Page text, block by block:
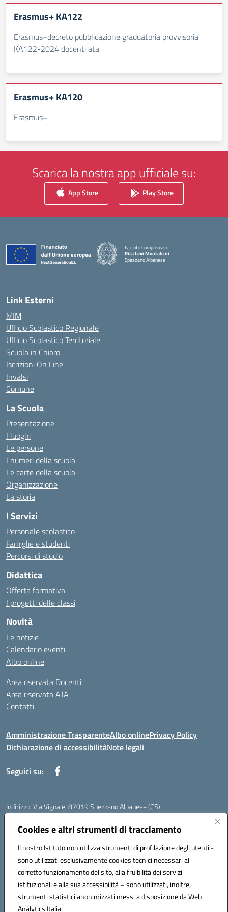
Cookies e altri strumenti di tracciamento
Il nostro Istituto non utilizza strumenti di profilazione degli utenti -
sono utilizzati esclusivamente cookies tecnici necessari al
corretto funzionamento del sito, alla fruibilità dei servizi
istituzionali e alla sua accessibilità – sono utilizzati, inoltre,
strumenti statistici anonimizzati messi a disposizione da Web
Analytics Italia.
Erasmus+ KA122
Erasmus+decreto pubblicazione graduatoria provvisoria
KA122-2024 docenti ata
Erasmus+ KA120
Erasmus+
Scarica la nostra app ufficiale su:
App Store Play Store
Istituto Comprensivo
Rita Levi Montalcini
Spezzano Albanese
— Visita la pagina iniziale della scuola
Link Esterni
MIM
Ufficio Scolastico Regionale
Ufficio Scolastico Territoriale
Scuola in Chiaro
Iscrizioni On Line
Invalsi
Comune
La Scuola
Presentazione
I luoghi
Le persone
I numeri della scuola
Le carte della scuola
Organizzazione
La storia
I Servizi
Personale scolastico
Famiglie e studenti
Percorsi di studio
Didattica
Offerta formativa
I progetti delle classi
Novità
Le notizie
Calendario eventi
Albo online
Area riservata Docenti
Area riservata ATA
Contatti
Amministrazione TrasparenteAlbo onlinePrivacy Policy
Dichiarazione di accessibilitàNote legali
Seguici su:
Indirizzo:Via Vignale, 87019 Spezzano Albanese (CS)
Centralino:
Posta elettronica certificata (PEC):csic878003@pec.istruzione.it
Codice fiscale: 94018300783
Codice meccanografico:CSIC878003
Codice Indice delle Pubbliche Amministrazioni (IPA): istsc_csic878003
Codice unico di fatturazione (CUF): UFK2HU